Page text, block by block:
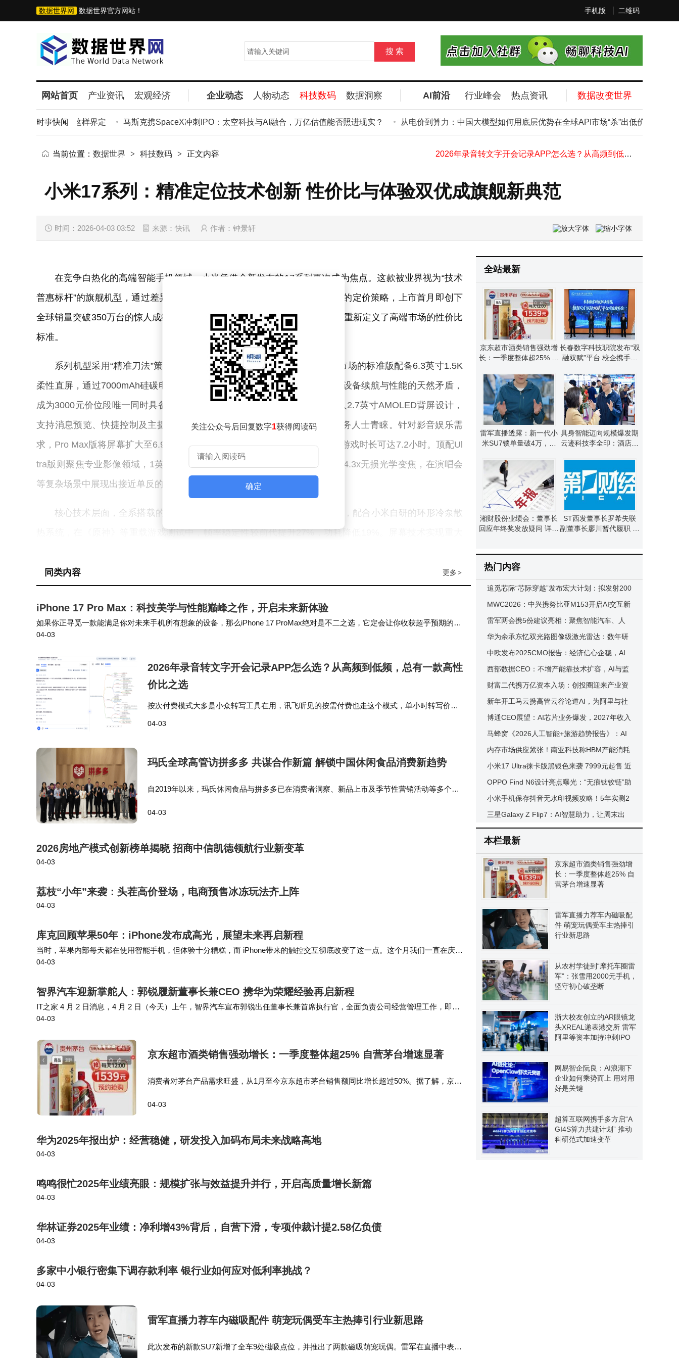
手机版 二维码
数据世界网 数据世界官方网站！
网站首页 产业资讯 宏观经济 企业动态 人物动态 科技数码 数据洞察 AI前沿 行业峰会 热点资讯 数据改变世界
时事快闻
边界何在？法律这样界定 马斯克携SpaceX冲刺IPO：太空科技与AI融合，万亿估值能否照进现实？ 从电价到算力：中国大模型如何用底层优势在全球API市场“杀”出低价？
华为2025年报出炉：经营稳健，研发投入加码布局未来战略高地
小米17系列：精准定位技术创新 性价比与体验双优成旗舰新典范
京东超市酒类销售强劲增长：一季度整体超25% 自营茅台增速显著
当前位置： 数据世界 > 科技数码 > 正文内容
小米17系列：精准定位技术创新 性价比与体验双优成旗舰新典范
时间：2026-04-03 03:52 来源：快讯 作者：钟景轩
在竞争白热化的高端智能手机领域，小米凭借全新发布的17系列再次成为焦点。这款被业界视为“技术
普惠标杆”的旗舰机型，通过差异化产品矩阵、突破性技术创新与极具竞争力的定价策略，上市首月即创下
全球销量突破350万台的惊人成绩，在小米商城等平台用户好评率高达98%，重新定义了高端市场的性价比
标准。
系列机型采用“精准刀法”策略，四款产品形成完整生态闭环。主打小屏市场的标准版配备6.3英寸1.5K
柔性直屏，通过7000mAh硅碳电池与立体冷泵散热系统组合，成功解决小屏设备续航与性能的天然矛盾，
成为3000元价位段唯一同时具备旗舰芯片与顶级续航的机型。Pro版创新引入2.7英寸AMOLED背屏设计，
支持消息预览、快捷控制及主摄自拍取景功能，特别受到短视频创作者与商务人士青睐。针对影音娱乐需
求，Pro Max版将屏幕扩大至6.9英寸，电池容量提升至7500mAh，实测连续游戏时长可达7.2小时。顶配Ul
tra版则聚焦专业影像领域，1英寸大底主摄配合200MP潜望长焦，实现3.2x-4.3x无损光学变焦，在演唱会
等复杂场景中展现出接近单反的拍摄能力。
核心技术层面，全系搭载的第五代骁龙8至尊版处理器采用3nm制程工艺，配合小米自研的环形冷泵散
热系统，在《原神》等重载游戏测试中，帧率稳定性较前代提升27%，功耗降低19%。屏幕技术实现重大
局：标准版支持100W有线+50W无线快充，实测23分钟即可充满；Ultra版则引入50W无线反充功能，可为
版更配备f/1.4-f/4.0可变光圈，在逆光拍摄时动态范围提升3档。
9元，较同配置竞品低15%-20%。Pro版4999元的定价精准卡位中高端市场，背屏设计带来的形态创新形成
差异化竞争优势。即便顶配Ultra版定价7999元，其搭载的1英寸传感器与连续变焦技术，仍较传统影像旗舰
低30%以上。这种“旗舰配置亲民价格”的策略成效显著，首销数据显示，35%用户来自苹果与华为高端机型
换机群体，28%为首次购买5000元以上机型的新用户。
市场分析师指出，小米17系列的成功源于对用户需求的精准把握。通过模块化技术组合，既满足不同
消费群体的核心诉求，又避免内部产品竞争。其创新设计不是单纯堆料，而是围绕用户场景进行功能开
发，如背屏的职场应用、大电池的商务场景适配等。这种“技术为民”的理念，配合小米成熟的供应链管理能
力，使其在保持高利润率的同时实现价格下探，为高端市场树立了新的价值标杆。随着系列机型持续热
销，行业预计2026年高端市场格局将迎来新一轮洗牌。
关注公众号后回复数字1获得阅读码
确定
更多 >
同类内容
iPhone 17 Pro Max：科技美学与性能巅峰之作，开启未来新体验
如果你正寻觅一款能满足你对未来手机所有想象的设备，那么iPhone 17 ProMax绝对是不二之选，它定会让你收获超乎预期的满
意。如果你渴望拥有一款能够引领未来科技潮流的手机，那么iPhone 17 Pr…
04-03
2026年录音转文字开会记录APP怎么选？从高频到低频，总有一款高性
价比之选
按次付费模式大多是小众转写工具在用，讯飞听见的按需付费也走这个模式，单小时转写价格
04-03
玛氏全球高管访拼多多 共谋合作新篇 解锁中国休闲食品消费新趋势
自2019年以来，玛氏休闲食品与拼多多已在消费者洞察、新品上市及季节性营销活动等多个领
闲食品持续深化合作，共同探索更…
04-03
2026房地产模式创新榜单揭晓 招商中信凯德领航行业新变革
04-03
荔枝“小年”来袭：头茬高价登场，电商预售冰冻玩法齐上阵
04-03
库克回顾苹果50年：iPhone发布成高光，展望未来再启新程
当时，苹果内部每天都在使用智能手机，但体验十分糟糕，而 iPhone带来的触控交互彻底改变了这一点。这个月我们一直在庆祝
这一里程碑，我也一直在回想史蒂夫曾说过的一些话。在过去 50 年里，这一理念吸引了最聪…
04-03
智界汽车迎新掌舵人：郭锐履新董事长兼CEO 携华为荣耀经验再启新程
IT之家 4 月 2 日消息，4 月 2 日（今天）上午，智界汽车宣布郭锐出任董事长兼首席执行官，全面负责公司经营管理工作，即日
起生效。 IT之家从公开资料获悉，郭锐毕业于北京大学信息科学技术学院，获理学博士…
04-03
京东超市酒类销售强劲增长：一季度整体超25% 自营茅台增速显著
消费者对茅台产品需求旺盛，从1月至今京东超市茅台销售额同比增长超过50%。据了解，京东
要名酒可以做到100％事前检查。目前…
04-03
华为2025年报出炉：经营稳健，研发投入加码布局未来战略高地
04-03
鸣鸣很忙2025年业绩亮眼：规模扩张与效益提升并行，开启高质量增长新篇
04-03
华林证券2025年业绩：净利增43%背后，自营下滑，专项仲裁计提2.58亿负债
04-03
多家中小银行密集下调存款利率 银行业如何应对低利率挑战？
04-03
雷军直播力荐车内磁吸配件 萌宠玩偶受车主热捧引行业新思路
此次发布的新款SU7新增了全车9处磁吸点位，并推出了两款磁吸萌宠玩偶。雷军在直播中表
全站最新
京东超市酒类销售强劲增
长：一季度整体超25% 自
长春数字科技职院发布“双
融双赋”平台 校企携手共
雷军直播透露：新一代小
米SU7锁单量破4万，交
具身智能迈向规模爆发期
云迹科技李全印：酒店成
湘财股份业绩会：董事长
回应年终奖发放疑问 详解
ST西发董事长罗希失联
副董事长廖川暂代履职 预
热门内容
追觅芯际“芯际穿越”发布宏大计划：拟发射200
万颗卫星构建太空算力网
MWC2026：中兴携努比亚M153开启AI交互新
篇，iMoochi带来情感陪伴新体验
雷军两会携5份建议亮相：聚焦智能汽车、人
形机器人等前沿领域发展
华为余承东忆双光路图像级激光雷达：数年研
发终迎量产新突破
中欧发布2025CMO报告：经济信心企稳，AI
营销崛起，企业出海新趋势
西部数据CEO：不增产能靠技术扩容，AI与监
控成存储需求“双引擎”
财富二代携万亿资本入场：创投圈迎来产业资
本主导的新博弈时代
新年开工马云携高管云谷论道AI，为阿里与社
会锚定未来新方向
博通CEO展望：AI芯片业务爆发，2027年收入
有望突破千亿美元大关
马蜂窝《2026人工智能+旅游趋势报告》：AI
重塑旅游，十大趋势引领未来新体验
内存市场供应紧张！南亚科技称HBM产能消耗
大 紧缺或延续至2028年
小米17 Ultra徕卡版黑银色来袭 7999元起售 近
期徕卡官方渠道开售
OPPO Find N6设计亮点曝光：“无痕钛铰链”助
力久用如新
小米手机保存抖音无水印视频攻略！5年实测2
款免费小程序，高效又安全
三星Galaxy Z Flip7：AI智慧助力，让周末出
行告别选择难题更尽兴
本栏最新
京东超市酒类销售强劲增
长：一季度整体超25% 自
营茅台增速显著
雷军直播力荐车内磁吸配
件 萌宠玩偶受车主热捧引
行业新思路
从农村学徒到“摩托车圈雷
军”：张雪用2000元手机，
坚守初心破垄断
浙大校友创立的AR眼镜龙
头XREAL递表港交所 雷军
阿里等资本加持冲刺IPO
网易智企阮良：AI浪潮下
企业如何乘势而上 用对用
好是关键
超算互联网携手多方启“A
GI4S算力共建计划” 推动
科研范式加速变革